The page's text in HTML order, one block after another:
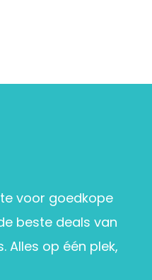
voor goedkope
beste deals van
Alles op één plek,